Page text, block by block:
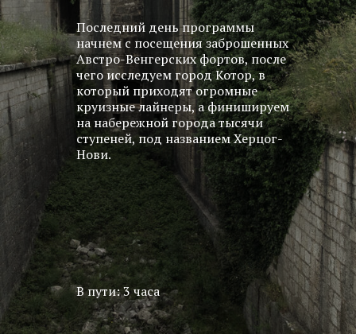
Последний день программы
начнем с посещения заброшенных
Австро-Венгерских фортов, после
чего исследуем город Котор, в
который приходят огромные
круизные лайнеры, а финишируем
на набережной города тысячи
ступеней, под названием Херцог-
Нови.
В пути: 3 часа